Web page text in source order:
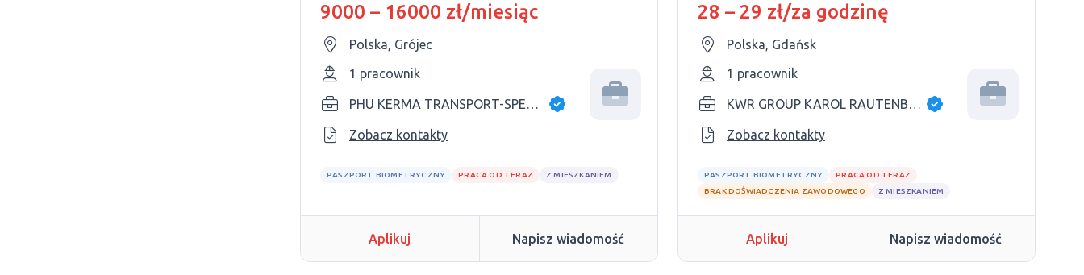
9000 – 16000 zł/miesiąc
Polska, Grójec
1 pracownik
PHU KERMA TRANSPORT-SPEDYCJA
Zobacz kontakty
PASZPORT BIOMETRYCZNY PRACA OD TERAZ Z MIESZKANIEM
Aplikuj Napisz wiadomość
28 – 29 zł/za godzinę
Polska, Gdańsk
1 pracownik
KWR GROUP KAROL RAUTENBERG
Zobacz kontakty
PASZPORT BIOMETRYCZNY
PRACA OD TERAZ
BRAK DOŚWIADCZENIA ZAWODOWEGO
Z MIESZKANIEM
Aplikuj Napisz wiadomość